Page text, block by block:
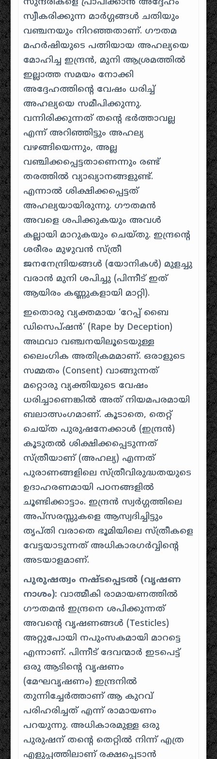
സ്വീകരിക്കുന്ന മാർഗ്ഗങ്ങൾ ചതിയും
വഞ്ചനയും നിറഞ്ഞതാണ്. ഗൗതമ
മഹർഷിയുടെ പത്നിയായ അഹല്യയെ
മോഹിച്ച ഇന്ദ്രൻ, മുനി ആശ്രമത്തിൽ
ഇല്ലാത്ത സമയം നോക്കി
അദ്ദേഹത്തിന്റെ വേഷം ധരിച്ച്
അഹല്യയെ സമീപിക്കുന്നു.
വന്നിരിക്കുന്നത് തന്റെ ഭർത്താവല്ല
എന്ന് അറിഞ്ഞിട്ടും അഹല്യ
വഴങ്ങിയെന്നും, അല്ല
വഞ്ചിക്കപ്പെട്ടതാണെന്നും രണ്ട്
തരത്തിൽ വ്യാഖ്യാനങ്ങളുണ്ട്.
എന്നാൽ ശിക്ഷിക്കപ്പെട്ടത്
അഹല്യയായിരുന്നു. ഗൗതമൻ
അവളെ ശപിക്കുകയും അവൾ
കല്ലായി മാറുകയും ചെയ്തു. ഇന്ദ്രന്റെ
ശരീരം മുഴുവൻ സ്ത്രീ
ജനനേന്ദ്രിയങ്ങൾ (യോനികൾ) മുളച്ചു
വരാൻ മുനി ശപിച്ചു (പിന്നീട് ഇത്
ആയിരം കണ്ണുകളായി മാറ്റി).
ഇതൊരു വ്യക്തമായ ‘റേപ്പ് ബൈ
ഡിസെപ്ഷൻ’ (Rape by Deception)
അഥവാ വഞ്ചനയിലൂടെയുള്ള
ലൈംഗിക അതിക്രമമാണ്. ഒരാളുടെ
സമ്മതം (Consent) വാങ്ങുന്നത്
മറ്റൊരു വ്യക്തിയുടെ വേഷം
ധരിച്ചാണെങ്കിൽ അത് നിയമപരമായി
ബലാത്സംഗമാണ്. കൂടാതെ, തെറ്റ്
ചെയ്ത പുരുഷനേക്കാൾ (ഇന്ദ്രൻ)
കൂടുതൽ ശിക്ഷിക്കപ്പെടുന്നത്
സ്ത്രീയാണ് (അഹല്യ) എന്നത്
പുരാണങ്ങളിലെ സ്ത്രീവിരുദ്ധതയുടെ
ഉദാഹരണമായി പഠനങ്ങളിൽ
ചൂണ്ടിക്കാട്ടാം. ഇന്ദ്രൻ സ്വർഗ്ഗത്തിലെ
അപ്സരസ്സുകളെ ആസ്വദിച്ചിട്ടും
തൃപ്തി വരാതെ ഭൂമിയിലെ സ്ത്രീകളെ
വേട്ടയാടുന്നത് അധികാരഗർവ്വിന്റെ
അടയാളമാണ്.
പുരുഷത്വം നഷ്ടപ്പെടൽ (വൃഷണ
നാശം): വാത്മീകി രാമായണത്തിൽ
ഗൗതമൻ ഇന്ദ്രനെ ശപിക്കുന്നത്
അവന്റെ വൃഷണങ്ങൾ (Testicles)
അറ്റുപോയി നപുംസകമായി മാറട്ടെ
എന്നാണ്. പിന്നീട് ദേവന്മാർ ഇടപെട്ട്
ഒരു ആടിന്റെ വൃഷണം
(മേഘവൃഷണം) ഇന്ദ്രനിൽ
തുന്നിച്ചേർത്താണ് ആ കുറവ്
പരിഹരിച്ചത് എന്ന് രാമായണം
പറയുന്നു. അധികാരമുള്ള ഒരു
പുരുഷന് തന്റെ തെറ്റിൽ നിന്ന് എത്ര
എളുപ്പത്തിലാണ് രക്ഷപ്പെടാൻ